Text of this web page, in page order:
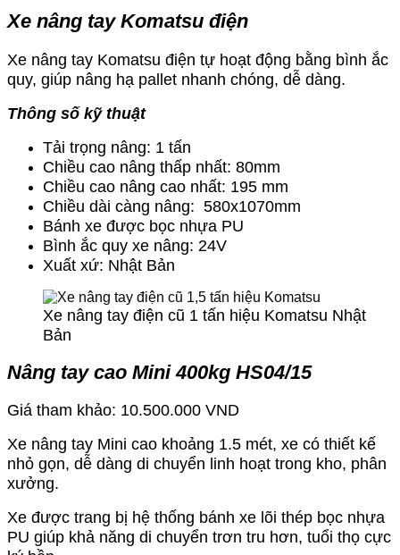
Xe nâng tay Komatsu điện
Xe nâng tay Komatsu điện tự hoạt động bằng bình ắc
quy, giúp nâng hạ pallet nhanh chóng, dễ dàng.
Thông số kỹ thuật
Tải trọng nâng: 1 tấn
Chiều cao nâng thấp nhất: 80mm
Chiều cao nâng cao nhất: 195 mm
Chiều dài càng nâng: 580x1070mm
Bánh xe được bọc nhựa PU
Bình ắc quy xe nâng: 24V
Xuất xứ: Nhật Bản
Xe nâng tay điện cũ 1 tấn hiệu Komatsu Nhật
Bản
Nâng tay cao Mini 400kg HS04/15
Giá tham khảo: 10.500.000 VND
Xe nâng tay Mini cao khoảng 1.5 mét, xe có thiết kế
nhỏ gọn, dễ dàng di chuyển linh hoạt trong kho, phân
xưởng.
Xe được trang bị hệ thống bánh xe lõi thép bọc nhựa
PU giúp khả năng di chuyển trơn tru hơn, tuổi thọ cực